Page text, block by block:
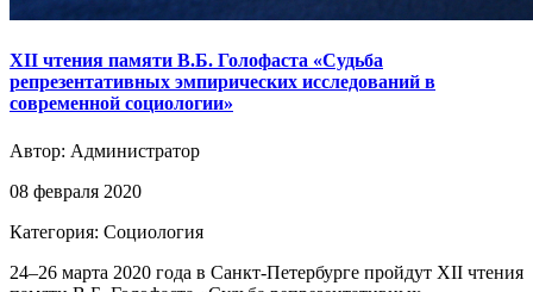
XII чтения памяти В.Б. Голофаста «Судьба
репрезентативных эмпирических исследований в
современной социологии»
Автор: Администратор
08 февраля 2020
Категория: Социология
24–26 марта 2020 года в Санкт-Петербурге пройдут XII чтения